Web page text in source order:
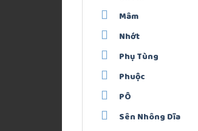
Mâm
Nhớt
Phụ Tùng
Phuộc
PÔ
Sên Nhông Dĩa